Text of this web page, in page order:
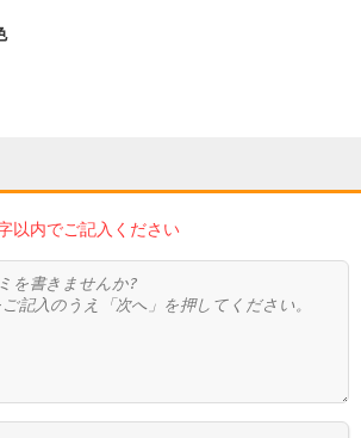
以内でご記入ください